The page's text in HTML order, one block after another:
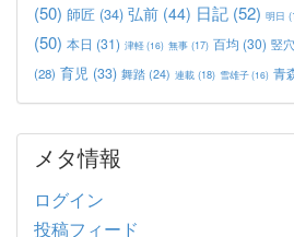
(50) 師匠 (34) 弘前 (44) 日記 (52) 明日
(50) 本日 (31) 津軽(16) 無事 (17) 百均 (30) 竪穴
(28) 育児 (33) 舞踏 (24) 連載 (18) 雪雄子(16) 青
メタ情報
ログイン
投稿フィード